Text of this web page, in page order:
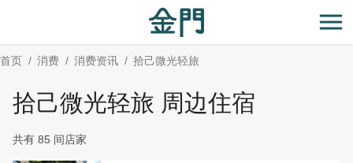
主
要
开
首页 消费 消费资讯 拾己微光轻旅
拾己微光轻旅 周边住宿
共有 85 间店家